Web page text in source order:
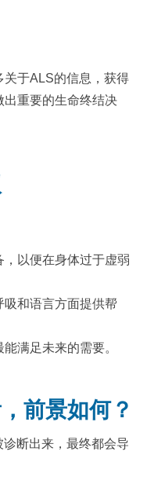
关于ALS的信息，获得
出重要的生命终结决
以便在身体过于虚弱
吸和语言方面提供帮
满足未来的需要。
前景如何？
断出来，最终都会导